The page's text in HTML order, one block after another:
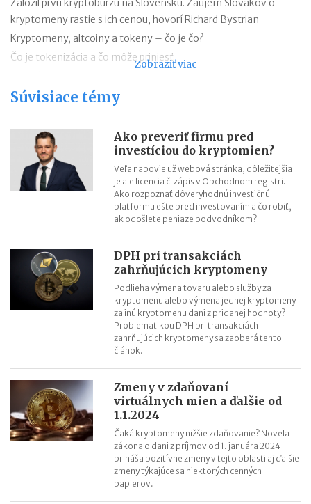
kryptomeny rastie s ich cenou, hovorí Richard Bystrian
Kryptomeny, altcoiny a tokeny – čo je čo?
Čo je tokenizácia a čo môže priniesť
Mýty spojené s Bitcoinom
Transakčné poplatky pri kryptomenách
Ako platiť bitcoinom alebo inými kryptomenami v bežnom
živote
Kryptoburzy
Zobraziť viac
Súvisiace témy
Ako preveriť firmu pred
investíciou do kryptomien?
Veľa napovie už webová stránka, dôležitejšia
je ale licencia či zápis v Obchodnom registri.
Ako rozpoznať dôveryhodnú investičnú
platformu ešte pred investovaním a čo robiť,
ak odošlete peniaze podvodníkom?
DPH pri transakciách
zahrňujúcich kryptomeny
Podlieha výmena tovaru alebo služby za
kryptomenu alebo výmena jednej kryptomeny
za inú kryptomenu dani z pridanej hodnoty?
Problematikou DPH pri transakciách
zahrňujúcich kryptomeny sa zaoberá tento
článok.
Zmeny v zdaňovaní
virtuálnych mien a ďalšie od
1.1.2024
Čaká kryptomeny nižšie zdaňovanie? Novela
zákona o dani z príjmov od 1. januára 2024
prináša pozitívne zmeny v tejto oblasti aj ďalšie
zmeny týkajúce sa niektorých cenných
papierov.